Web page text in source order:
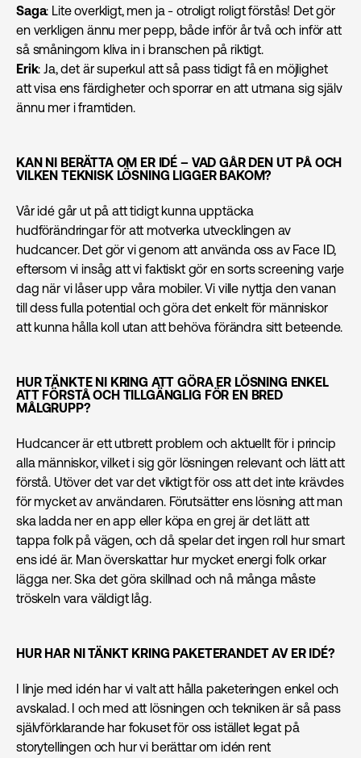
Saga: Lite overkligt, men ja - otroligt roligt förstås! Det gör
en verkligen ännu mer pepp, både inför år två och inför att
så småningom kliva in i branschen på riktigt.
Erik: Ja, det är superkul att så pass tidigt få en möjlighet
att visa ens färdigheter och sporrar en att utmana sig själv
ännu mer i framtiden.
KAN NI BERÄTTA OM ER IDÉ – VAD GÅR DEN UT PÅ OCH
VILKEN TEKNISK LÖSNING LIGGER BAKOM?
Vår idé går ut på att tidigt kunna upptäcka
hudförändringar för att motverka utvecklingen av
hudcancer. Det gör vi genom att använda oss av Face ID,
eftersom vi insåg att vi faktiskt gör en sorts screening varje
dag när vi låser upp våra mobiler. Vi ville nyttja den vanan
till dess fulla potential och göra det enkelt för människor
att kunna hålla koll utan att behöva förändra sitt beteende.
HUR TÄNKTE NI KRING ATT GÖRA ER LÖSNING ENKEL
ATT FÖRSTÅ OCH TILLGÄNGLIG FÖR EN BRED
MÅLGRUPP?
Hudcancer är ett utbrett problem och aktuellt för i princip
alla människor, vilket i sig gör lösningen relevant och lätt att
förstå. Utöver det var det viktigt för oss att det inte krävdes
för mycket av användaren. Förutsätter ens lösning att man
ska ladda ner en app eller köpa en grej är det lätt att
tappa folk på vägen, och då spelar det ingen roll hur smart
ens idé är. Man överskattar hur mycket energi folk orkar
lägga ner. Ska det göra skillnad och nå många måste
tröskeln vara väldigt låg.
HUR HAR NI TÄNKT KRING PAKETERANDET AV ER IDÉ?
I linje med idén har vi valt att hålla paketeringen enkel och
avskalad. I och med att lösningen och tekniken är så pass
självförklarande har fokuset för oss istället legat på
storytellingen och hur vi berättar om idén rent